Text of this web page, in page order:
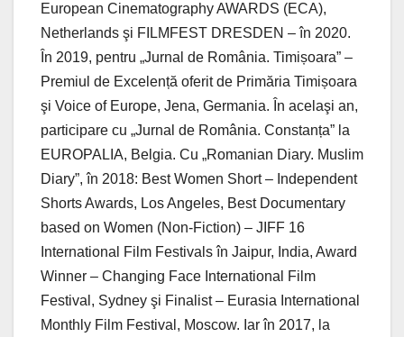
European Cinematography AWARDS (ECA),
Netherlands şi FILMFEST DRESDEN – în 2020.
În 2019, pentru „Jurnal de România. Timișoara” –
Premiul de Excelență oferit de Primăria Timișoara
şi Voice of Europe, Jena, Germania. În acelaşi an,
participare cu „Jurnal de România. Constanța” la
EUROPALIA, Belgia. Cu „Romanian Diary. Muslim
Diary”, în 2018: Best Women Short – Independent
Shorts Awards, Los Angeles, Best Documentary
based on Women (Non-Fiction) – JIFF 16
International Film Festivals în Jaipur, India, Award
Winner – Changing Face International Film
Festival, Sydney şi Finalist – Eurasia International
Monthly Film Festival, Moscow. Iar în 2017, la